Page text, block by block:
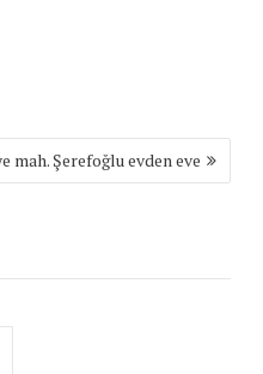
mah. Şerefoğlu evden eve